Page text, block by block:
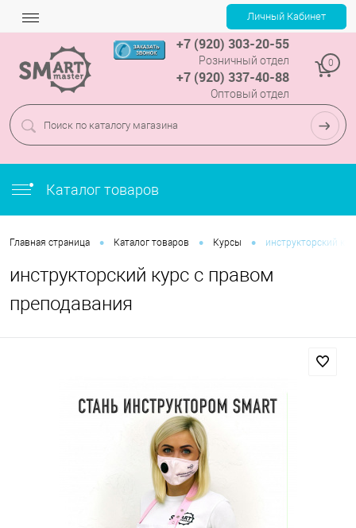
+7 (920) 303-20-55
Розничный отдел
+7 (920) 337-40-88
Оптовый отдел
0
Каталог товаров
Главная страница • Каталог товаров • Курсы • инструкторский
инструкторский курс с правом
преподавания